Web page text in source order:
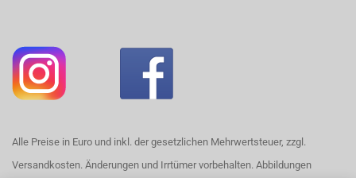
Alle Preise in Euro und inkl. der gesetzlichen Mehrwertsteuer, zzgl.
Versandkosten. Änderungen und Irrtümer vorbehalten. Abbildungen